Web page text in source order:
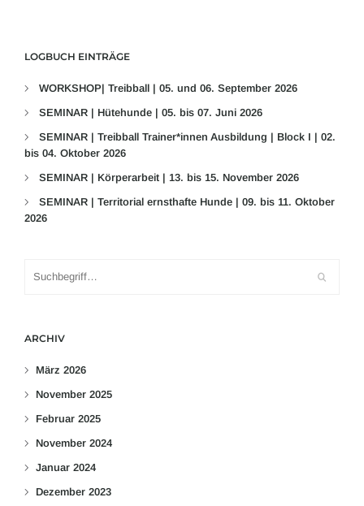
LOGBUCH EINTRÄGE
WORKSHOP| Treibball | 05. und 06. September 2026
SEMINAR | Hütehunde | 05. bis 07. Juni 2026
SEMINAR | Treibball Trainer*innen Ausbildung | Block I | 02.
bis 04. Oktober 2026
SEMINAR | Körperarbeit | 13. bis 15. November 2026
SEMINAR | Territorial ernsthafte Hunde | 09. bis 11. Oktober
2026
ARCHIV
März 2026
November 2025
Februar 2025
November 2024
Januar 2024
Dezember 2023